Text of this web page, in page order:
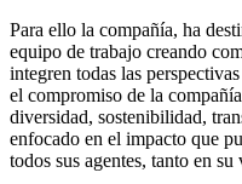
Para ello la compañía, ha
equipo de trabajo creando
integren todas las
el compromiso de la
diversidad, sostenibilidad,
enfocado en el impacto que
todos sus agentes, tanto en